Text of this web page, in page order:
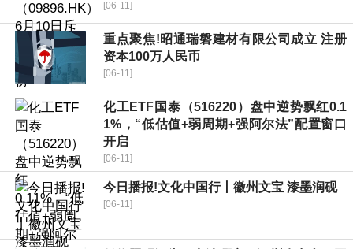
[06-11]
重点聚焦!昭通瑞磐建材有限公司成立 注册
资本100万人民币
[06-11]
化工ETF国泰（516220）盘中逆势飘红0.1
1%，“低估值+弱周期+强阿尔法”配置窗口
开启
[06-11]
今日播报!文化中国行丨徽州文宝 漆墨润砚
[06-11]